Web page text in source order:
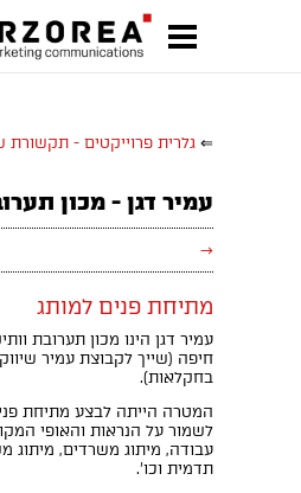
⇐ גלרית פרוייקטים - תקשורת
עמיר דגן - מכון
→
מתיחת פנים למותג
עמיר דגן הינו מכון תערובת
חיפה (שייך לקבוצת עמיר
בחקלאות).
המטרה הייתה לבצע מתיחת
לשמור על הנראות והאופי
עבודה, מיתוג משרדים, מיתוג
תדמית וכו'.